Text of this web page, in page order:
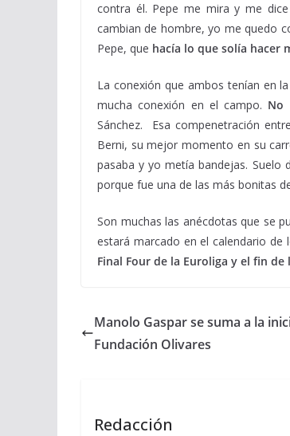
contra él. Pepe me mira y me dice
cambian de hombre, yo me quedo
Pepe, que hacía lo que solía hacer
La conexión que ambos tenían en
mucha conexión en el campo. No
Sánchez. Esa compenetración
Berni, su mejor momento en su
pasaba y yo metía bandejas. Suelo
porque fue una de las más bonitas
Son muchas las anécdotas que se
estará marcado en el calendario de
Final Four de la Euroliga y el fin
Manolo Gaspar se suma a la
Fundación Olivares
Redacción